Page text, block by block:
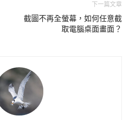
下一篇文章
截圖不再全螢幕，如何任意截
取電腦桌面畫面？